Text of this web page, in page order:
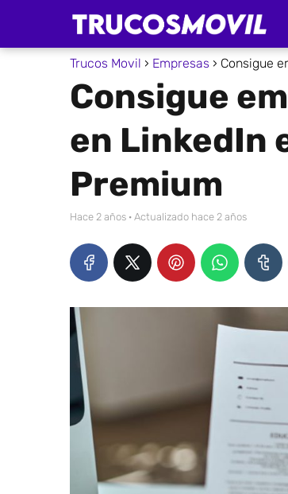
Trucos Movil Empresas Consigue
Consigue
en LinkedIn
Premium
hace 2 años · Actualizado hace 2 años